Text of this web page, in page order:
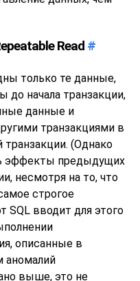
Read #
только те данные,
начала транзакции,
данные и
транзакциями в
(Однако
эффекты предыдущих
несмотря на то, что
строгое
SQL вводит для этого
описанные в
аномалий
выше, это не